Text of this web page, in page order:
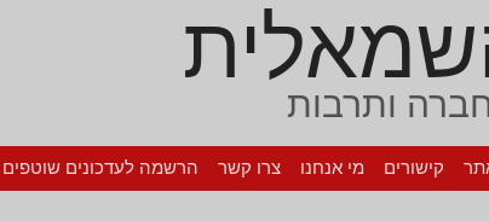
ותרבות
קישורים מי אנחנו צרו קשר הרשמה לעדכונים שוטפים